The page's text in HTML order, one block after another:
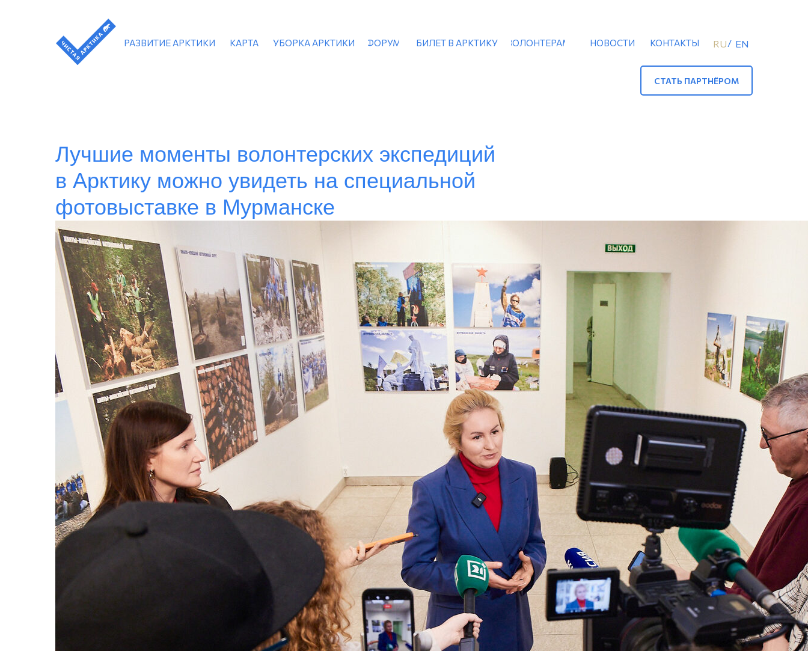
СТАТЬ ПАРТНЁРОМ
УБОРКА АРКТИКИ
РАЗВИТИЕ АРКТИКИ КАРТА ВОЛОНТЕРАМ RU EN
/
НОВОСТИ КОНТАКТЫ
ФОРУМ БИЛЕТ В АРКТИКУ
Лучшие моменты волонтерских экспедиций
в Арктику можно увидеть на специальной
фотовыставке в Мурманске